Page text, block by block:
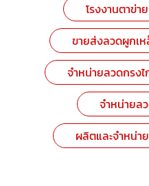
โรงงานตาข่
ขายส่งลวดผูกเ
จำหน่ายลวดกรง
จำหน่ายล
ผลิตและจำหน่